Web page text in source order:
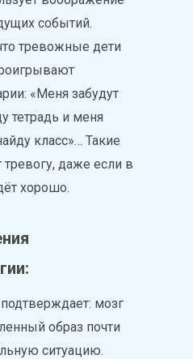
событий.
тревожные дети
«Меня забудут
тетрадь и меня
класс»… Такие
даже если в
хорошо.
мозг
образ почти
ситуацию.